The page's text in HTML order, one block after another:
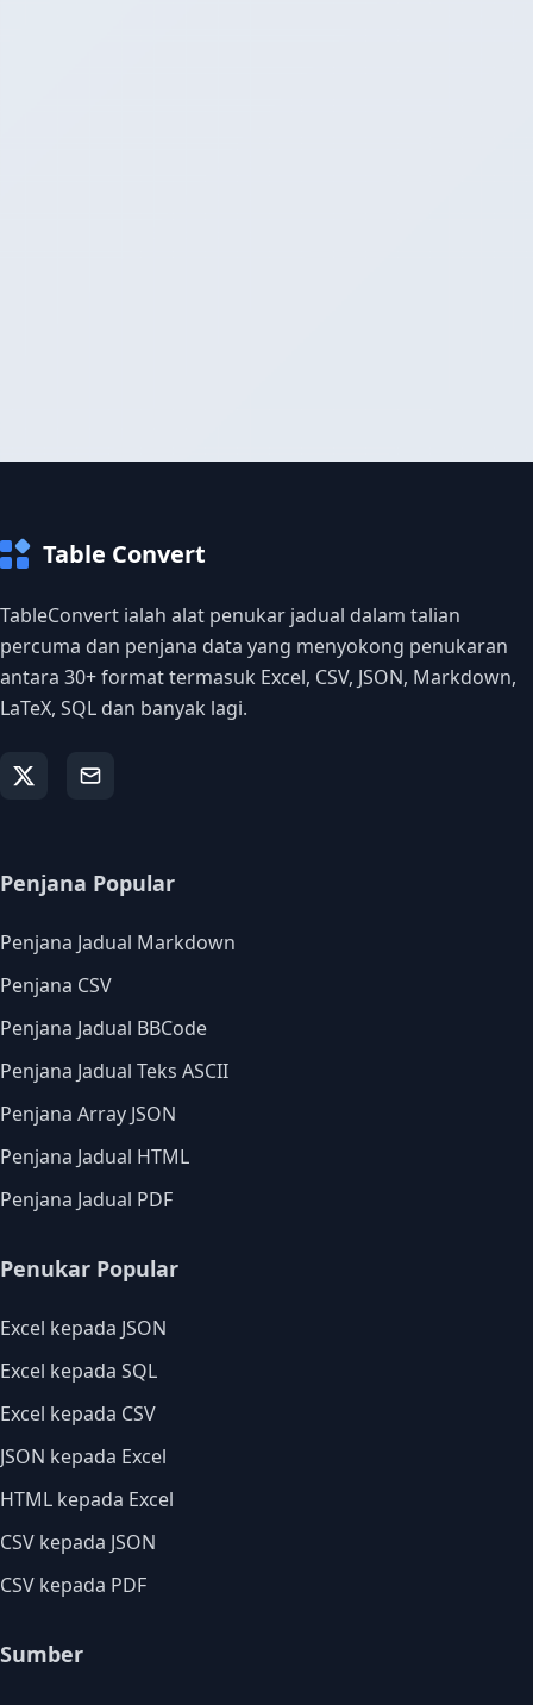
Table Convert
TableConvert ialah alat penukar jadual dalam talian
percuma dan penjana data yang menyokong penukaran
antara 30+ format termasuk Excel, CSV, JSON, Markdown,
LaTeX, SQL dan banyak lagi.
Penjana Popular
Penjana Jadual Markdown
Penjana CSV
Penjana Jadual BBCode
Penjana Jadual Teks ASCII
Penjana Array JSON
Penjana Jadual HTML
Penjana Jadual PDF
Penukar Popular
Excel kepada JSON
Excel kepada SQL
Excel kepada CSV
JSON kepada Excel
HTML kepada Excel
CSV kepada JSON
CSV kepada PDF
Sumber